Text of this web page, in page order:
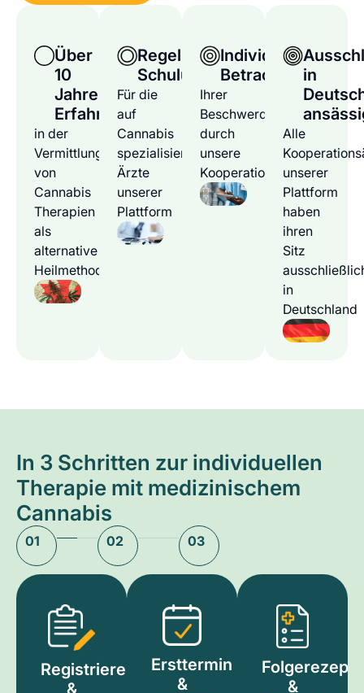
Über
10
Jahre
Erfahrung
in der
Vermittlung
von
Cannabis
Therapien
als
alternative
Heilmethode
Regelmäßige
Schulungen
Für die
auf
Cannabis
spezialisierten
Ärzte
unserer
Plattform
Individuelle
Betrachtung
Ihrer
Beschwerden
durch
unsere
Kooperationsärzte
in
Alle
unserer
Plattform
haben
ihren
Sitz
in
Deutschland
In 3 Schritten zur individuellen
Therapie mit medizinischem
Cannabis
01 02 03
Registrieren
Ersttermin
&
Folgerezept
&